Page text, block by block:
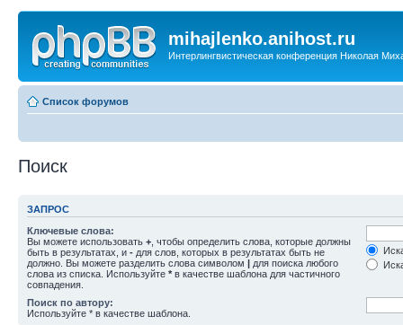
mihajlenko.anihost.ru
Интерлингвистическая конференция Николая
Список форумов
Поиск
ЗАПРОС
Ключевые слова:
Вы можете использовать + , чтобы определить слова, которые должны
быть в результатах, и - для слов, которых в результатах быть не
должно. Вы можете разделить слова символом | для поиска любого
слова из списка. Используйте * в качестве шаблона для частичного
совпадения.
Поиск по автору:
Используйте * в качестве шаблона.